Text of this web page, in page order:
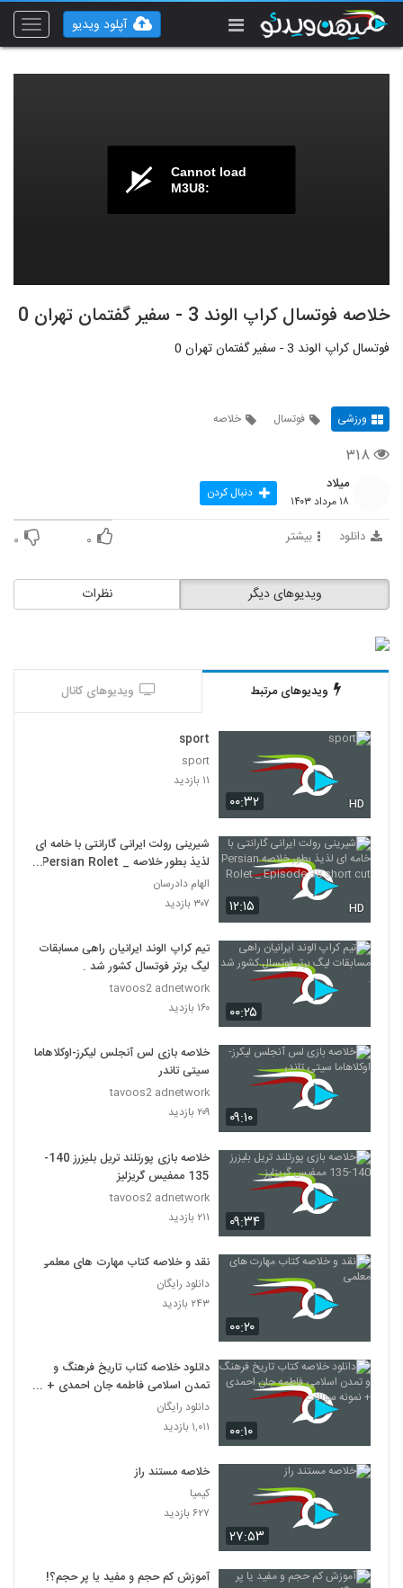
Toggle
آپلود ویدیو
Cannot load
M3U8:
خلاصه فوتسال کراپ الوند 3 - سفیر گفتمان تهران 0
فوتسال کراپ الوند 3 - سفیر گفتمان تهران 0
ورزشی فوتسال خلاصه
۳۱۸
میلاد
۱۸ مرداد ۱۴۰۳ دنبال کردن
دانلود بیشتر ۰ ۰
نظرات ویدیوهای دیگر
ویدیوهای مرتبط ویدیوهای کانال
۰۰:۳۲ HD
sport
sport
۱۱ بازدید
۱۲:۱۵ HD
شیرینی رولت ایرانی گارانتی با خامه ای
لذیذ بطور خلاصه Persian Rolet _
Episode 38 short cut
الهام دادرسان
۳۰۷ بازدید
۰۰:۲۵
تیم کراپ الوند ایرانیان راهی مسابقات
لیگ برتر فوتسال کشور شد .
tavoos2 adnetwork
۱۶۰ بازدید
۰۹:۱۰
خلاصه بازی لس آنجلس لیکرز-اوکلاهاما
سیتی تاندر
tavoos2 adnetwork
۲۰۹ بازدید
۰۹:۳۴
خلاصه بازی پورتلند تریل بلیزرز 140-
135 ممفیس گریزلیز
tavoos2 adnetwork
۲۱۱ بازدید
۰۰:۲۰
نقد و خلاصه کتاب مهارت های معلمی
دانلود رایگان
۲۴۳ بازدید
۰۰:۱۰
دانلود خلاصه کتاب تاریخ فرهنگ و
تمدن اسلامی فاطمه جان احمدی +
نمونه سوالات
دانلود رایگان
۱,۰۱۱ بازدید
۲۷:۵۳
خلاصه مستند راز
کیمیا
۶۲۷ بازدید
آموزش کم حجم و مفید یا پر حجم؟!